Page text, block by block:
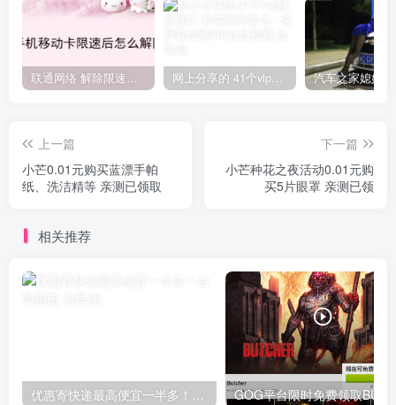
联通网络 解除限速方法参考！畅享、畅玩、老白干等及其它地区自测了 网上分享的 41个vip解析接口 有需要的拿去~ 免费看全网VIP会员视频
上一篇
小芒0.01元购买蓝漂手帕
纸、洗洁精等 亲测已领取
下一篇
小芒种花之夜活动0.01元购
买5片眼罩 亲测已领
相关推荐
优惠寄快递最高便宜一半多！白鸽惠递